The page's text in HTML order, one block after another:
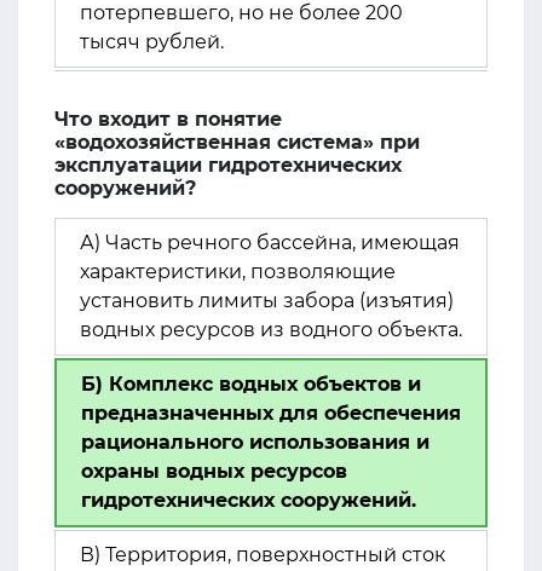
потерпевшего, но не более 200
тысяч рублей.
Что входит в понятие
«водохозяйственная система» при
эксплуатации гидротехнических
сооружений?
А) Часть речного бассейна, имеющая
характеристики, позволяющие
установить лимиты забора (изъятия)
водных ресурсов из водного объекта.
Б) Комплекс водных объектов и
предназначенных для обеспечения
рационального использования и
охраны водных ресурсов
гидротехнических сооружений.
В) Территория, поверхностный сток